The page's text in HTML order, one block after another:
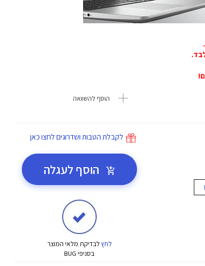
הוסף להשוואה
לקבלת הטבות ושדרוגים לחצו כאן
הוסף לעגלה
לחץלבדיקת מלאי המוצר
בסניפי BUG